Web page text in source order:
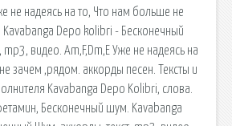
не надеясь на то, Что нам больше не
Depo kolibri - Бесконечный
видео. Am,F,Dm,E Уже не надеясь на
зачем ,рядом. аккорды песен. Тексты и
Kavabanga Depo Kolibri, слова.
Бесконечный шум. Kavabanga